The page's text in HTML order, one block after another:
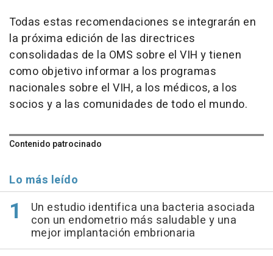
Todas estas recomendaciones se integrarán en
la próxima edición de las directrices
consolidadas de la OMS sobre el VIH y tienen
como objetivo informar a los programas
nacionales sobre el VIH, a los médicos, a los
socios y a las comunidades de todo el mundo.
Contenido patrocinado
Lo más leído
Un estudio identifica una bacteria asociada
con un endometrio más saludable y una
mejor implantación embrionaria